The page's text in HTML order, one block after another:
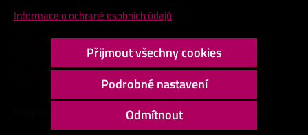
Cookies a ochrana osobních údajů
Přístupnost webu
Vysoký kontrast
Copyright © 2000 - 2026 Vysoká škola ekonomická v Praze
Informace o ochraně osobních údajů
Přijmout všechny cookies
Podrobné nastavení
Odmítnout